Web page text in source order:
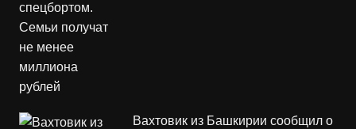
Вахтовик из Башкирии сообщил о